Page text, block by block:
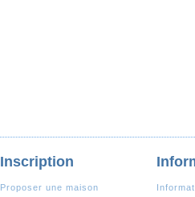
Inscription
Proposer une maison